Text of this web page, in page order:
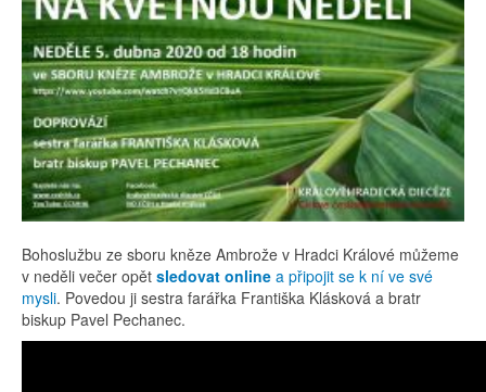
Bohoslužbu ze sboru kněze Ambrože v Hradci Králové můžeme
v neděli večer opět sledovat online a připojit se k ní ve své
mysli. Povedou ji sestra farářka Františka Klásková a bratr
biskup Pavel Pechanec.